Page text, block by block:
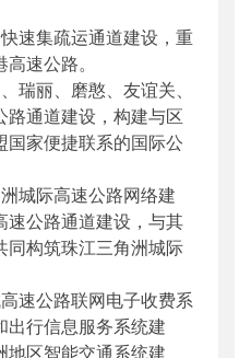
集疏运通道建设，重
速公路。
丽、磨憨、友谊关、
路通道建设，构建与区
家便捷联系的国际公
际高速公路网络建
速公路通道建设，与其
同构筑珠江三角洲城际
公路联网电子收费系
出行信息服务系统建
地区智能交通系统建